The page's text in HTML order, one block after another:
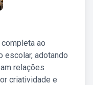
ao
escolar, adotando
relações
criatividade e